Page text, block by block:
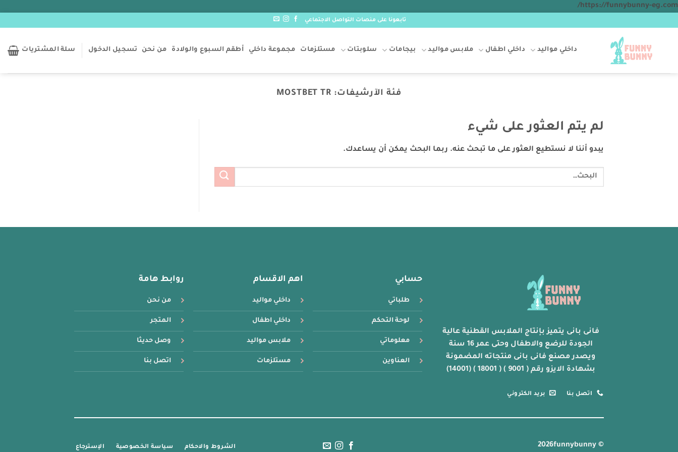
https://funnybunny-eg.com/ تخطي
تابعونا على منصات التواصل الاجتماعي
داخلي مواليد داخلي اطفال ملابس مواليد بيجامات سلوبتات مستلزمات مجموعة داخلي أطقم السبوع والولادة من نحن تسجيل الدخول سلة المشتريات
فئة الآرشيفات: MOSTBET TR
لم يتم العثور على شيء
يبدو أننا لا نستطيع العثور على ما تبحث عنه. ربما البحث يمكن أن يساعدك.
فانى بانى يتميز بإنتاج الملابس القطنية عالية
الجودة للرضع والاطفال وحتى عمر 16 سنة
ويصدر مصنع فانى بانى منتجاته المضمونة
بشهادة الايزو رقم ( 9001 ) ( 18001 ) (14001)
اتصل بنا بريد الكتروني
حسابي
طلباتي
لوحة التحكم
معلوماتي
العناوين
اهم الاقسام
داخلي مواليد
داخلي اطفال
ملابس مواليد
مستلزمات
روابط هامة
من نحن
المتجر
وصل حديثا
اتصل بنا
© 2026funnybunny الشروط والاحكام سياسة الخصوصية الإسترجاع